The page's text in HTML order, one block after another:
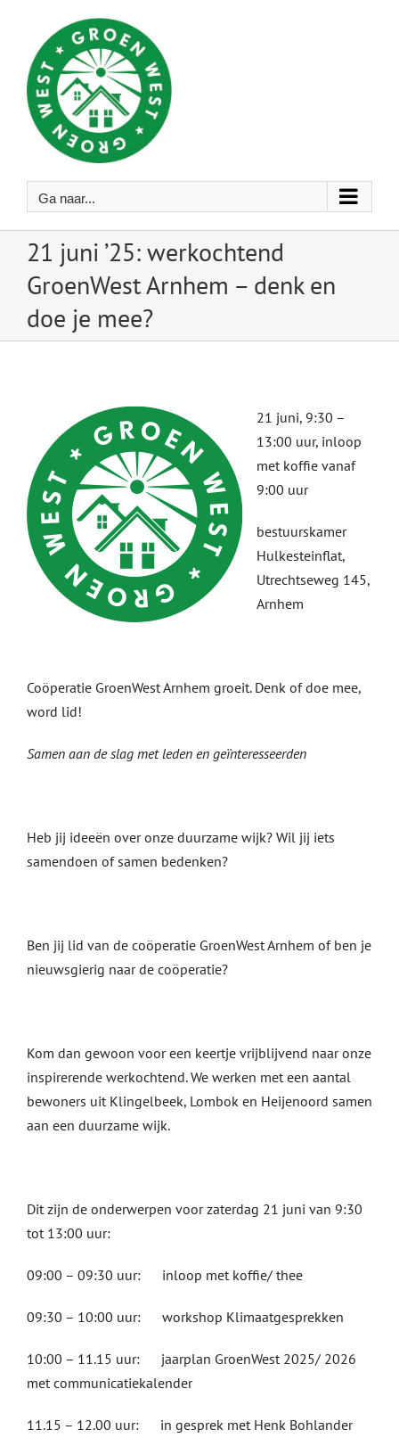
inhoud
Ga naar...
21 juni ’25: werkochtend
GroenWest Arnhem – denk en
doe je mee?
21 juni, 9:30 –
13:00 uur, inloop
met koffie vanaf
9:00 uur
bestuurskamer
Hulkesteinflat,
Utrechtseweg 145,
Arnhem
Coöperatie GroenWest Arnhem groeit. Denk of doe mee,
word lid!
Samen aan de slag met leden en geïnteresseerden
Heb jij ideeën over onze duurzame wijk? Wil jij iets
samendoen of samen bedenken?
Ben jij lid van de coöperatie GroenWest Arnhem of ben je
nieuwsgierig naar de coöperatie?
Kom dan gewoon voor een keertje vrijblijvend naar onze
inspirerende werkochtend. We werken met een aantal
bewoners uit Klingelbeek, Lombok en Heijenoord samen
aan een duurzame wijk.
Dit zijn de onderwerpen voor zaterdag 21 juni van 9:30
tot 13:00 uur:
09:00 – 09:30 uur: inloop met koffie/ thee
09:30 – 10:00 uur: workshop Klimaatgesprekken
10:00 – 11.15 uur: jaarplan GroenWest 2025/ 2026
met communicatiekalender
11.15 – 12.00 uur: in gesprek met Henk Bohlander